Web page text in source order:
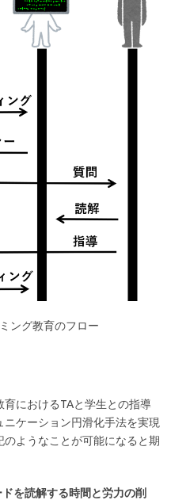
ング教育のフロー
におけるTAと学生との指導
ケーション円滑化手法を実現
ようなことが可能になると期
を読解する時間と労力の削